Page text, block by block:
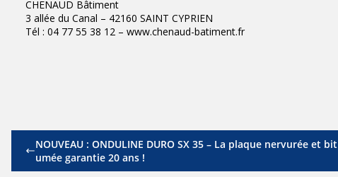
CHENAUD Bâtiment
3 allée du Canal – 42160 SAINT CYPRIEN
Tél : 04 77 55 38 12 – www.chenaud-batiment.fr
NOUVEAU : ONDULINE DURO SX 35 – La plaque nervurée et bit
umée garantie 20 ans !